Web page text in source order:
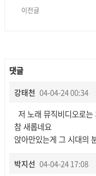
이전글
댓글
강태천 04-04-24 00:34
저 노래 뮤직비디오로
참 새롭네요
앉아만있는게 그 시대의
박지선 04-04-24 17:08